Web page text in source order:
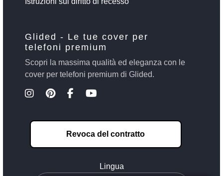
Glided - Le tue cover per
telefoni premium
Scopri la massima qualità ed eleganza con le
cover per telefoni premium di Glided.
Revoca del contratto
Lingua